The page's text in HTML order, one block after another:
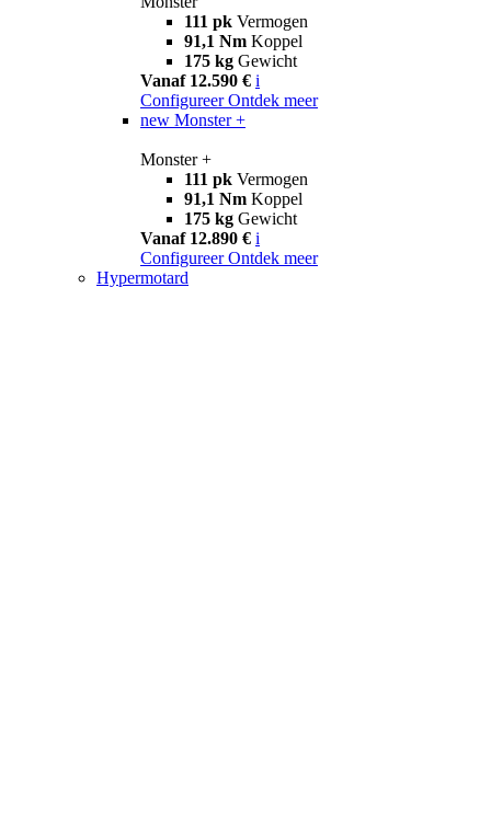
111 pk Vermogen
91,1 Nm Koppel
175 kg Gewicht
Vanaf 12.590 € i
Configureer Ontdek meer
new Monster +
Monster +
111 pk Vermogen
91,1 Nm Koppel
175 kg Gewicht
Vanaf 12.890 € i
Configureer Ontdek meer
Hypermotard